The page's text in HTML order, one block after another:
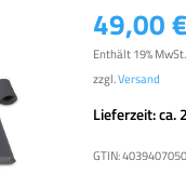
49,00€
Enthält 19% MwSt.
zzgl.Versand
Lieferzeit: ca.
GTIN: